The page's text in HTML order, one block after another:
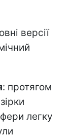
версії
: протягом
легку